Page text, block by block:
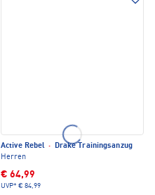
Active Rebel ·
Drake Trainingsanzug
Herren
€ 64,99
UVP* € 84,99